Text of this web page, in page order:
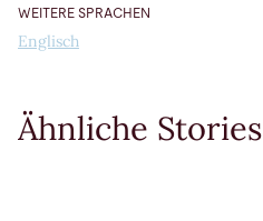
WEITERE SPRACHEN
Englisch
Ähnliche Stories